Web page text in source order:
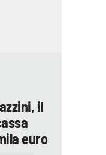
il
euro